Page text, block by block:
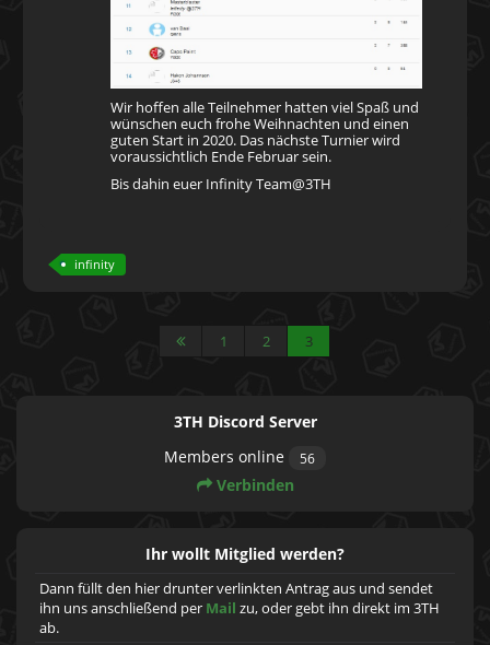
3TH Discord Server
Members online
56
Verbinden
Ihr wollt Mitglied werden?
Dann füllt den hier drunter verlinkten Antrag aus und sendet
ihn uns anschließend per Mail zu, oder gebt ihn direkt im 3TH
ab.
Wir hoffen alle Teilnehmer hatten viel Spaß und
wünschen euch frohe Weihnachten und einen
guten Start in 2020. Das nächste Turnier wird
voraussichtlich Ende Februar sein.
Bis dahin euer Infinity Team@3TH
infinity
1 2 3